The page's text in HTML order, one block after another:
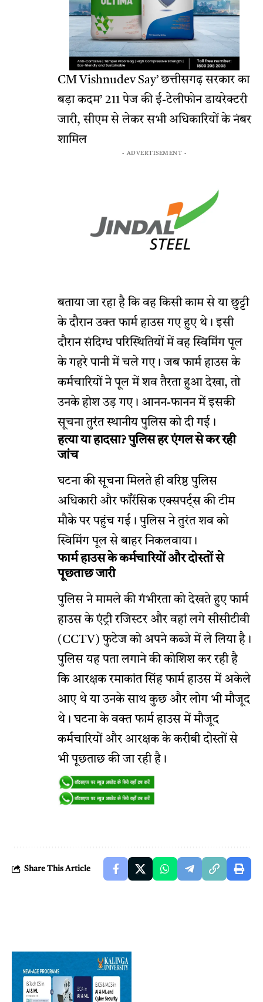
CM Vishnudev Say’ छत्तीसगढ़ सरकार का
बड़ा कदम’ 211 पेज की ई-टेलीफोन डायरेक्टरी
जारी, सीएम से लेकर सभी अधिकारियों के नंबर
शामिल
- ADVERTISEMENT -
बताया जा रहा है कि वह किसी काम से या छुट्टी
के दौरान उक्त फार्म हाउस गए हुए थे। इसी
दौरान संदिग्ध परिस्थितियों में वह स्विमिंग पूल
के गहरे पानी में चले गए। जब फार्म हाउस के
कर्मचारियों ने पूल में शव तैरता हुआ देखा, तो
उनके होश उड़ गए। आनन-फानन में इसकी
सूचना तुरंत स्थानीय पुलिस को दी गई।
हत्या या हादसा? पुलिस हर एंगल से कर रही
जांच
घटना की सूचना मिलते ही वरिष्ठ पुलिस
अधिकारी और फॉरेंसिक एक्सपर्ट्स की टीम
मौके पर पहुंच गई। पुलिस ने तुरंत शव को
स्विमिंग पूल से बाहर निकलवाया।
फार्म हाउस के कर्मचारियों और दोस्तों से
पूछताछ जारी
पुलिस ने मामले की गंभीरता को देखते हुए फार्म
हाउस के एंट्री रजिस्टर और वहां लगे सीसीटीवी
(CCTV) फुटेज को अपने कब्जे में ले लिया है।
पुलिस यह पता लगाने की कोशिश कर रही है
कि आरक्षक रमाकांत सिंह फार्म हाउस में अकेले
आए थे या उनके साथ कुछ और लोग भी मौजूद
थे। घटना के वक्त फार्म हाउस में मौजूद
कर्मचारियों और आरक्षक के करीबी दोस्तों से
भी पूछताछ की जा रही है।
Share This Article